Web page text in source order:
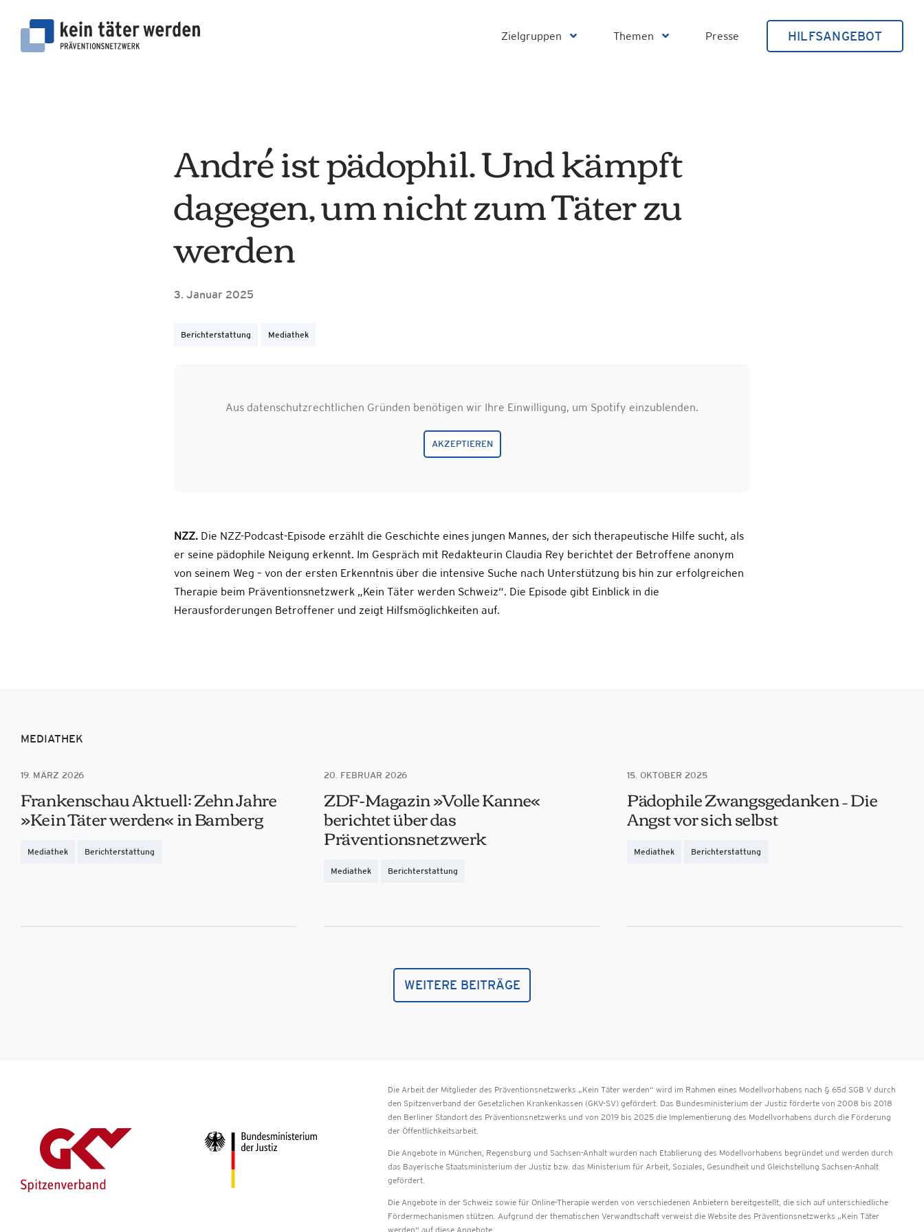
Inhalt
springen
Zielgruppen Themen Presse HILFSANGEBOT
André ist pädophil. Und kämpft
dagegen, um nicht zum Täter zu
werden
3. Januar 2025
Berichterstattung Mediathek
Aus datenschutzrechtlichen Gründen benötigen wir Ihre Einwilligung, um Spotify einzublenden.
AKZEPTIEREN
NZZ. Die NZZ-Podcast-Episode erzählt die Geschichte eines jungen Mannes, der sich therapeutische Hilfe sucht, als
er seine pädophile Neigung erkennt. Im Gespräch mit Redakteurin Claudia Rey berichtet der Betroffene anonym
von seinem Weg – von der ersten Erkenntnis über die intensive Suche nach Unterstützung bis hin zur erfolgreichen
Therapie beim Präventionsnetzwerk „Kein Täter werden Schweiz“. Die Episode gibt Einblick in die
Herausforderungen Betroffener und zeigt Hilfsmöglichkeiten auf.
MEDIATHEK
Frankenschau Aktuell: Zehn Jahre
»Kein Täter werden« in Bamberg
19. MÄRZ 2026
Mediathek Berichterstattung
ZDF-Magazin »Volle Kanne«
berichtet über das
Präventionsnetzwerk
20. FEBRUAR 2026
Mediathek Berichterstattung
Pädophile Zwangsgedanken – Die
Angst vor sich selbst
15. OKTOBER 2025
Mediathek Berichterstattung
WEITERE BEITRÄGE
Die Arbeit der Mitglieder des Präventionsnetzwerks „Kein Täter werden“ wird im Rahmen eines Modellvorhabens nach § 65d SGB V durch
den Spitzenverband der Gesetzlichen Krankenkassen (GKV-SV) gefördert. Das Bundesministerium der Justiz förderte von 2008 bis 2018
den Berliner Standort des Präventionsnetzwerks und von 2019 bis 2025 die Implementierung des Modellvorhabens durch die Förderung
der Öffentlichkeitsarbeit.
Die Angebote in München, Regensburg und Sachsen-Anhalt wurden nach Etablierung des Modellvorhabens begründet und werden durch
das Bayerische Staatsministerium der Justiz bzw. das Ministerium für Arbeit, Soziales, Gesundheit und Gleichstellung Sachsen-Anhalt
gefördert.
Die Angebote in der Schweiz sowie für Online-Therapie werden von verschiedenen Anbietern bereitgestellt, die sich auf unterschiedliche
Fördermechanismen stützen. Aufgrund der thematischen Verwandtschaft verweist die Website des Präventionsnetzwerks „Kein Täter
werden“ auf diese Angebote.